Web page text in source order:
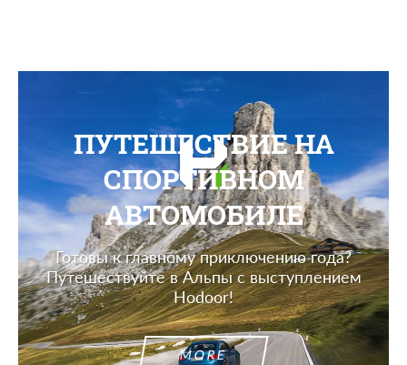
ПУТЕШЕСТВИЕ НА
СПОРТИВНОМ
АВТОМОБИЛЕ
Готовы к главному приключению года?
Путешествуйте в Альпы с выступлением
Hodoor!
MORE